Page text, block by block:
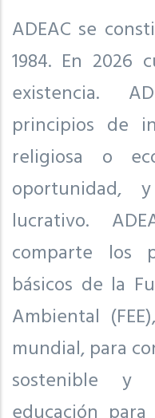
ADEAC se
1984. En 2026
existencia.
principios de
religiosa o
oportunidad,
lucrativo.
comparte los
básicos de la
Ambiental
mundial, para
sostenible y